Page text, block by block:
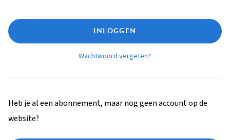
INLOGGEN
Wachtwoord vergeten?
Heb je al een abonnement, maar nog geen account op de
website?